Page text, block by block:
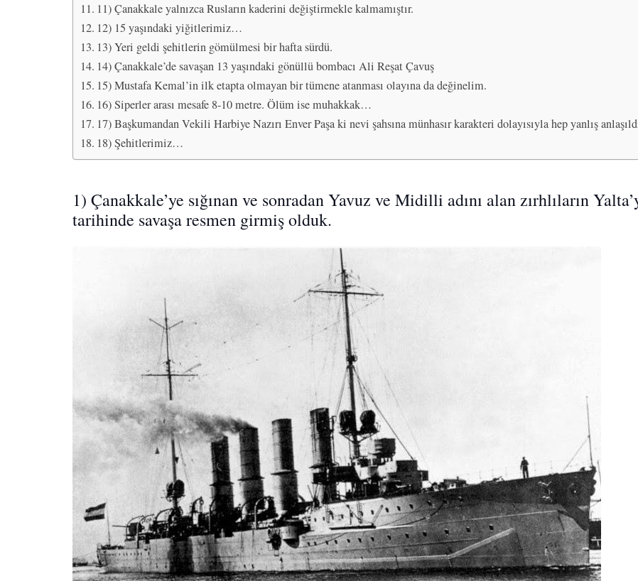
11) Çanakkale yalnızca Rusların kaderini değiştirmekle kalmamıştır.
12) 15 yaşındaki yiğitlerimiz…
13) Yeri geldi şehitlerin gömülmesi bir hafta sürdü.
14) Çanakkale’de savaşan 13 yaşındaki gönüllü bombacı Ali Reşat Çavuş
15) Mustafa Kemal’in ilk etapta olmayan bir tümene atanması olayına da değinelim.
16) Siperler arası mesafe 8-10 metre. Ölüm ise muhakkak…
17) Başkumandan Vekili Harbiye Nazırı Enver Paşa ki nevi şahsına münhasır karakteri dolayısıyla hep yanlış
18) Şehitlerimiz…
1) Çanakkale’ye sığınan ve sonradan Yavuz ve Midilli adını alan zırhlıların
tarihinde savaşa resmen girmiş olduk.